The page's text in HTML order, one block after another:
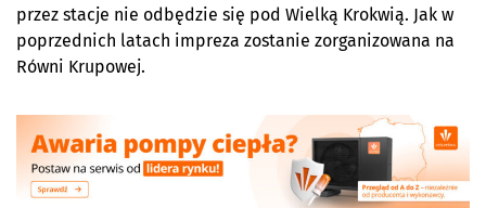
przez stacje nie odbędzie się pod Wielką Krokwią. Jak w
poprzednich latach impreza zostanie zorganizowana na
Równi Krupowej.